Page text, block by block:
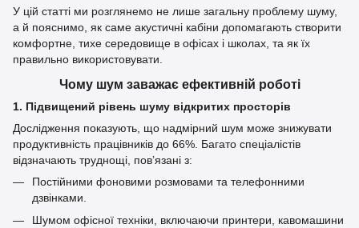
У цій статті ми розглянемо не лише загальну проблему шуму,
а й пояснимо, як саме акустичні кабіни допомагають створити
комфортне, тихе середовище в офісах і школах, та як їх
правильно використовувати.
Чому шум заважає ефективній роботі
1. Підвищений рівень шуму відкритих просторів
Дослідження показують, що надмірний шум може знижувати
продуктивність працівників до 66%. Багато спеціалістів
відзначають труднощі, пов’язані з:
Постійними фоновими розмовами та телефонними
дзвінками.
Шумом офісної техніки, включаючи принтери, кавомашини